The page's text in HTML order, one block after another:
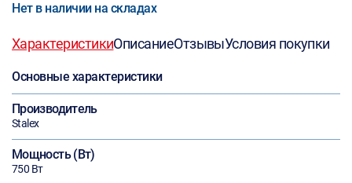
Нет в наличии на складах
ХарактеристикиОписаниеОтзывыУсловия покупки
Основные характеристики
Производитель
Stalex
Мощность (Вт)
750 Вт